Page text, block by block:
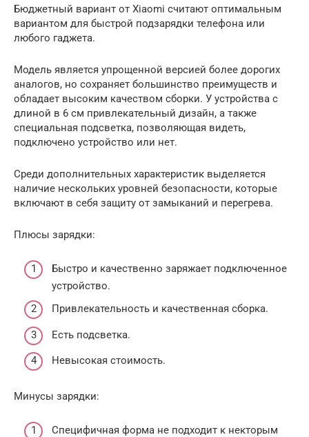
Бюджетный вариант от Xiaomi считают оптимальным
вариантом для быстрой подзарядки телефона или
любого гаджета.
Модель является упрощенной версией более дорогих
аналогов, но сохраняет большинство преимуществ и
обладает высоким качеством сборки. У устройства с
длиной в 6 см привлекательный дизайн, а также
специальная подсветка, позволяющая видеть,
подключено устройство или нет.
Среди дополнительных характеристик выделяется
наличие нескольких уровней безопасности, которые
включают в себя защиту от замыканий и перегрева.
Плюсы зарядки:
Быстро и качественно заряжает подключенное
устройство.
Привлекательность и качественная сборка.
Есть подсветка.
Невысокая стоимость.
Минусы зарядки:
Специфичная форма не подходит к некторым